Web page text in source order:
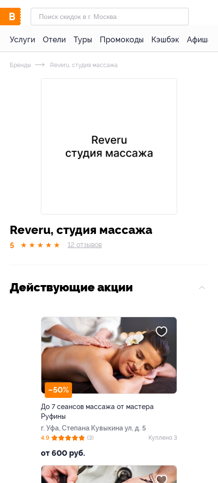
Услуги Отели Туры Промокоды Кэшбэк Афиша
Бренды Reveru, студия массажа
Reveru, студия массажа
5 ★ ★ ★ ★ ★ 12 отзывов
Действующие акции
–50%
До 7 сеансов массажа от мастера
Руфины
г. Уфа, Степана Кувыкина ул, д. 5
от 600 руб.
4.9 (3) Куплено 3